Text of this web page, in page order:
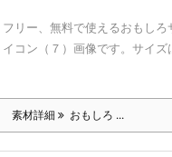
フリー、無料で使えるおもしろ
イコン（７）画像です。サイ
素材詳細 おもしろ ...